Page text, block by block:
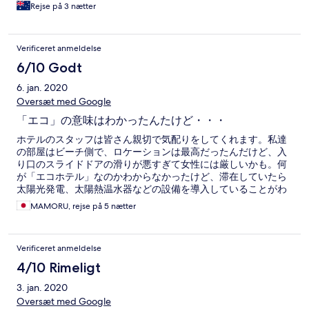
Rejse på 3 nætter
Verificeret anmeldelse
6/10 Godt
6. jan. 2020
Oversæt med Google
「エコ」の意味はわかったんたけど・・・
ホテルのスタッフは皆さん親切で気配りをしてくれます。私達
の部屋はビーチ側で、ロケーションは最高だったんだけど、入
り口のスライドドアの滑りが悪すぎて女性には厳しいかも。何
が「エコホテル」なのかわからなかったけど、滞在していたら
太陽光発電、太陽熱温水器などの設備を導入していることがわ
かりました。ただし、どちらも極めてシステムが小さいため不
便でした。特に太陽熱温水器に関しては温水シャワーがチョロ
ります。
MAMORU, rejse på 5 nætter
Verificeret anmeldelse
4/10 Rimeligt
3. jan. 2020
Oversæt med Google